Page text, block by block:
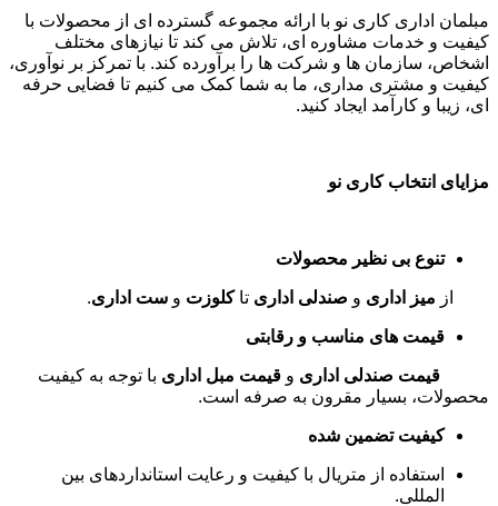
مبلمان اداری کاری نو با ارائه مجموعه گسترده ای از محصولات با
کیفیت و خدمات مشاوره ای، تلاش می کند تا نیازهای مختلف
اشخاص، سازمان ها و شرکت ها را برآورده کند. با تمرکز بر نوآوری،
کیفیت و مشتری مداری، ما به شما کمک می کنیم تا فضایی حرفه
ای، زیبا و کارآمد ایجاد کنید.
مزایای انتخاب کاری نو
تنوع بی نظیر محصولات
از میز اداری و صندلی اداری تاکلوزت و ست اداری.
قیمت های مناسب و رقابتی
قیمت صندلی اداری و قیمت مبل اداری با توجه به کیفیت
محصولات، بسیار مقرون به صرفه است.
کیفیت تضمین شده
استفاده از متریال با کیفیت و رعایت استانداردهای بین
المللی.